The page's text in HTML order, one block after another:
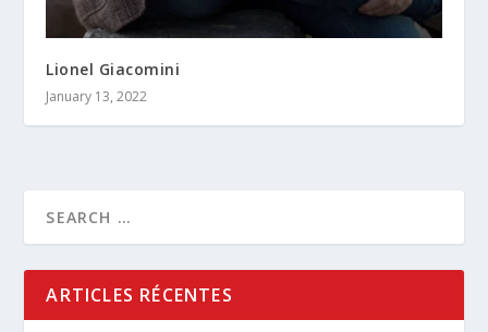
Lionel Giacomini
January 13, 2022
ARTICLES RÉCENTES